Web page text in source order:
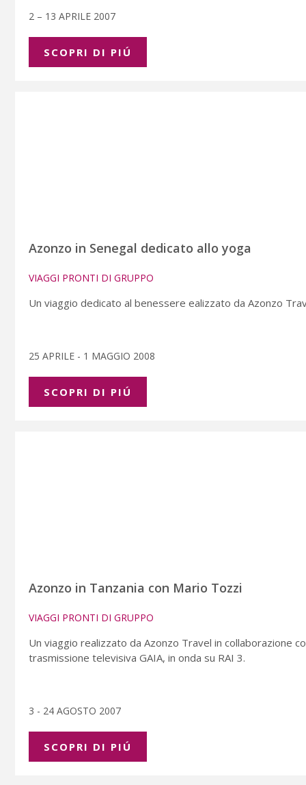
2 – 13 APRILE 2007
SCOPRI DI PIÚ
Azonzo in Senegal dedicato allo yoga
VIAGGI PRONTI DI GRUPPO
Un viaggio dedicato al benessere ealizzato da Azonzo
25 APRILE - 1 MAGGIO 2008
SCOPRI DI PIÚ
Azonzo in Tanzania con Mario Tozzi
VIAGGI PRONTI DI GRUPPO
Un viaggio realizzato da Azonzo Travel in collaborazione
trasmissione televisiva GAIA, in onda su RAI 3.
3 - 24 AGOSTO 2007
SCOPRI DI PIÚ